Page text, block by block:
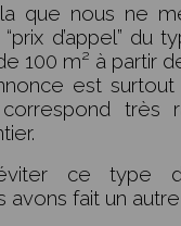
que nous ne
d’appel” du
100 m² à partir
est
correspond très
ce type
avons fait un